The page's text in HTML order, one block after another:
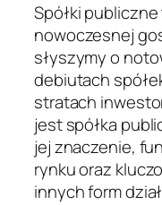
Spółki
nowoczesnej
słyszymy o
debiutach
stratach
jest spółka
jej znaczenie,
rynku oraz
innych form